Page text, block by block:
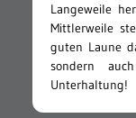
Langeweile
Mittlerweile
guten Laune
sondern
Unterhaltung!